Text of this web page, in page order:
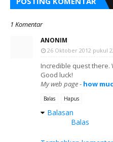
1 Komentar
ANONIM
26 Oktober 2012 pukul
Incгedіblе quest
Gοod luck!
My web page- how
Balas Hapus
Balasan
Balas